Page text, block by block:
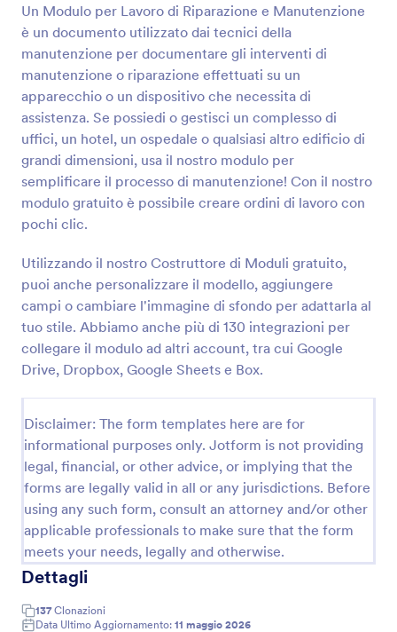
Un Modulo per Lavoro di Riparazione e Manutenzione
è un documento utilizzato dai tecnici della
manutenzione per documentare gli interventi di
manutenzione o riparazione effettuati su un
apparecchio o un dispositivo che necessita di
assistenza. Se possiedi o gestisci un complesso di
uffici, un hotel, un ospedale o qualsiasi altro edificio di
grandi dimensioni, usa il nostro modulo per
semplificare il processo di manutenzione! Con il nostro
modulo gratuito è possibile creare ordini di lavoro con
pochi clic.
Utilizzando il nostro Costruttore di Moduli gratuito,
puoi anche personalizzare il modello, aggiungere
campi o cambiare l'immagine di sfondo per adattarla al
tuo stile. Abbiamo anche più di 130 integrazioni per
collegare il modulo ad altri account, tra cui Google
Drive, Dropbox, Google Sheets e Box.
Disclaimer: The form templates here are for
informational purposes only. Jotform is not providing
legal, financial, or other advice, or implying that the
forms are legally valid in all or any jurisdictions. Before
using any such form, consult an attorney and/or other
applicable professionals to make sure that the form
meets your needs, legally and otherwise.
Dettagli
137 Clonazioni
Data Ultimo Aggiornamento: 11 maggio 2026
nostro modulo gratuito è possibile creare ordini di
lavoro con pochi clic. Utilizzando il nostro
Costruttore di Moduli gratuito, puoi anche
personalizzare il modello, aggiungere campi o
cambiare l'immagine di sfondo per adattarla al tuo
stile. Abbiamo anche più di 130 integrazioni per
collegare il modulo ad altri account, tra cui Google
Drive, Dropbox, Google Sheets e Box.
Anteprima
Modulo Di Completamento Lavoro
Documenta attività concluse, verifiche e
approvazioni con il Modulo di completamento lavoro
di Jotform, ideale per team tecnici, manutenzione e
reparti operativi che vogliono una raccolta dati
ordinata e tracciabile.
Go to Category:
Moduli Edilizia
Anteprima